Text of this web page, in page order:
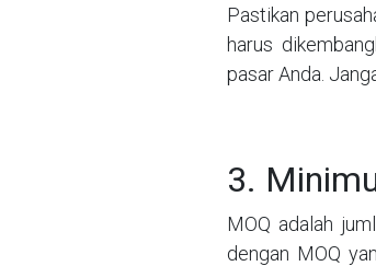
Pastikan
harus
pasar Anda.
3.
MOQ adalah
dengan MOQ